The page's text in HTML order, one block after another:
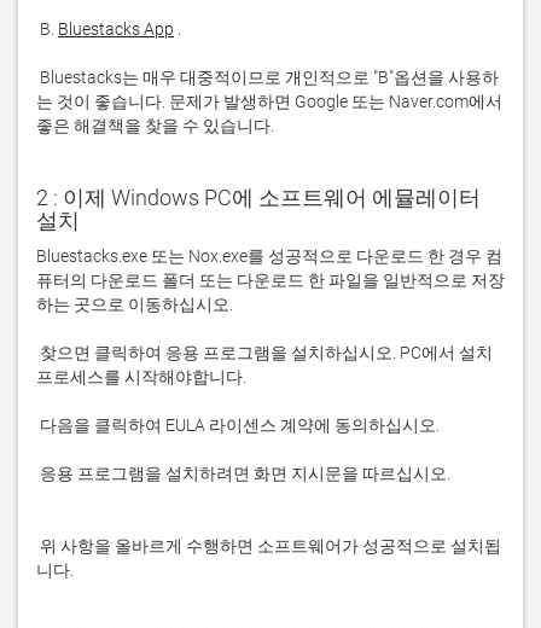
B. Bluestacks App
는 것이 좋습니다. 문제가 발생하면 Google 또는 Naver.com에서
좋은 해결책을 찾을 수 있습니다.
2 : 이제 Windows PC에 소프트웨어 에뮬레이터
설치
Bluestacks.exe 또는 Nox.exe를 성공적으로 다운로드 한 경우 컴
퓨터의 다운로드 폴더 또는 다운로드 한 파일을 일반적으로 저장
니다.